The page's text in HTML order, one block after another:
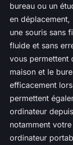
bureau ou un
en
une souris sans
fluide et sans
vous permettent
maison et le
efficacement
permettent
ordinateur
notamment
ordinateur